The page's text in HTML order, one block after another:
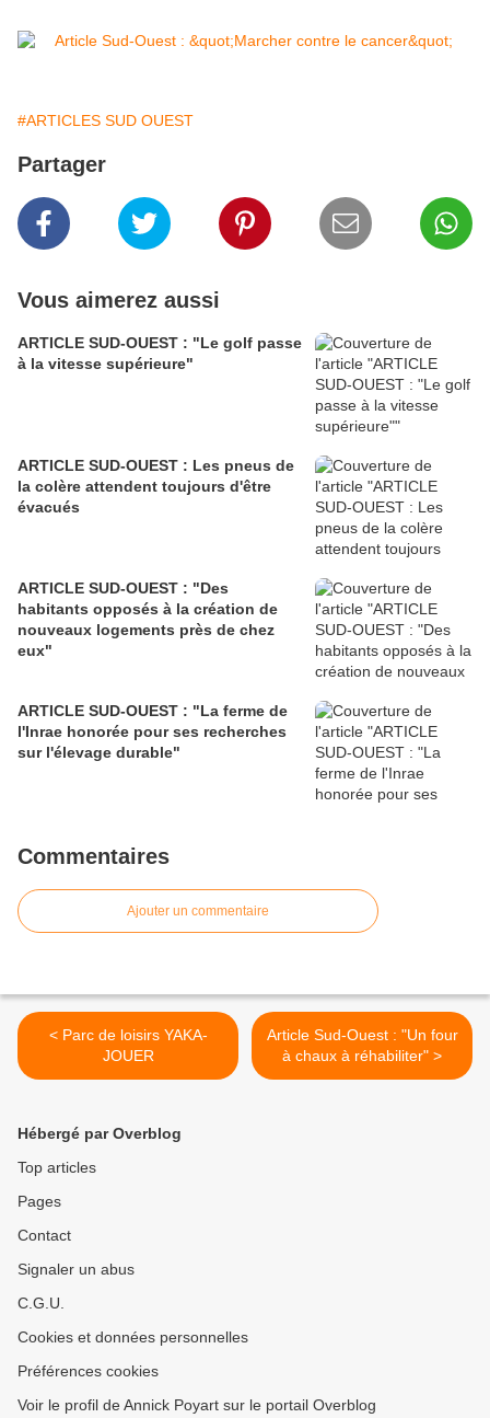
#ARTICLES SUD OUEST
Partager
Vous aimerez aussi
ARTICLE SUD-OUEST : "Le golf passe
à la vitesse supérieure"
ARTICLE SUD-OUEST : Les pneus de
la colère attendent toujours d'être
évacués
ARTICLE SUD-OUEST : "Des
habitants opposés à la création de
nouveaux logements près de chez
eux"
ARTICLE SUD-OUEST : "La ferme de
l'Inrae honorée pour ses recherches
sur l'élevage durable"
Commentaires
Ajouter un commentaire
< Parc de loisirs YAKA-
JOUER
Article Sud-Ouest : "Un four
à chaux à réhabiliter" >
Hébergé par Overblog
Top articles
Pages
Contact
Signaler un abus
C.G.U.
Cookies et données personnelles
Préférences cookies
Voir le profil de Annick Poyart sur le portail Overblog